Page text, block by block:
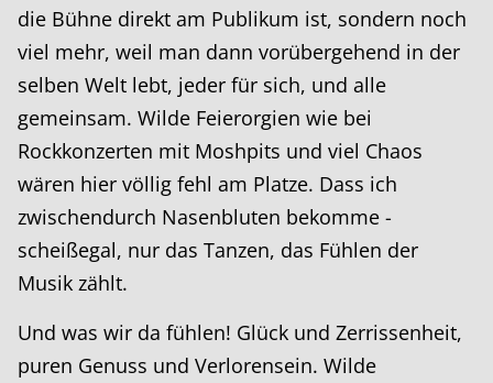
die Bühne direkt am Publikum ist, sondern noch
viel mehr, weil man dann vorübergehend in der
selben Welt lebt, jeder für sich, und alle
gemeinsam. Wilde Feierorgien wie bei
Rockkonzerten mit Moshpits und viel Chaos
wären hier völlig fehl am Platze. Dass ich
zwischendurch Nasenbluten bekomme -
scheißegal, nur das Tanzen, das Fühlen der
Musik zählt.
Und was wir da fühlen! Glück und Zerrissenheit,
puren Genuss und Verlorensein. Wilde